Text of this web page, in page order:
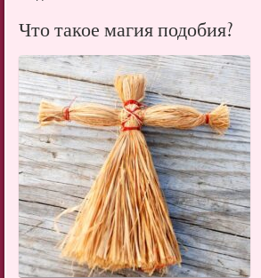
Что такое магия подобия?